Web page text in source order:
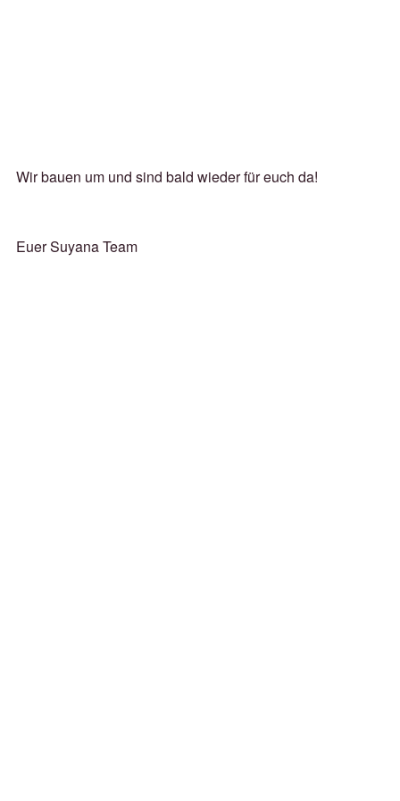
Wir bauen um und sind bald wieder für euch da!
Euer Suyana Team